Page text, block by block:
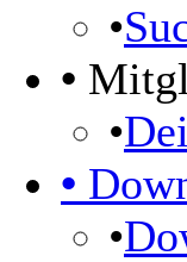
•
•
•
•
•